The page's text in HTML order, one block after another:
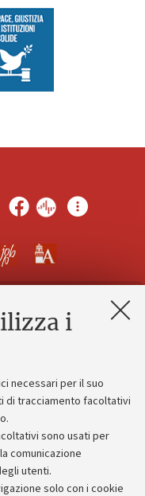
i
necessari per il suo
di tracciamento facoltativi
sono usati per
comunicazione
utenti.
solo con i cookie